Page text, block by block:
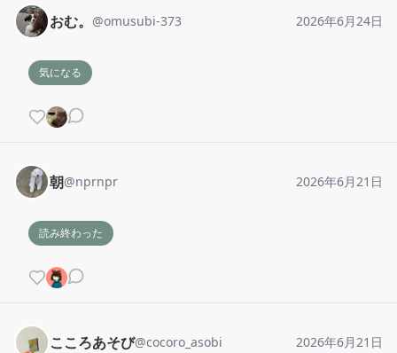
おむ。 @omusubi-373 2026年6月24日
気になる
朝@nprnpr 2026年6月21日
読み終わった
こころあそび@cocoro_asobi 2026年6月21日